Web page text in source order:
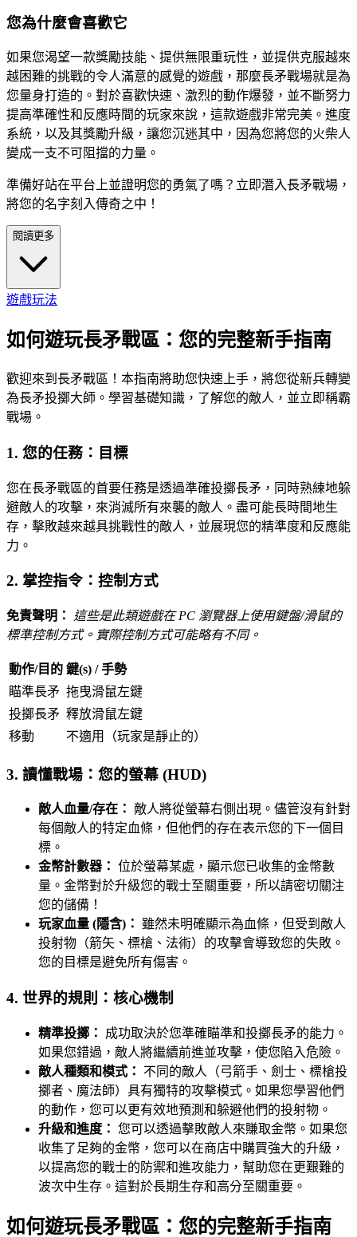
您為什麼會喜歡它
如果您渴望一款獎勵技能、提供無限重玩性，並提供克服越來
越困難的挑戰的令人滿意的感覺的遊戲，那麼長矛戰場就是為
您量身打造的。對於喜歡快速、激烈的動作爆發，並不斷努力
提高準確性和反應時間的玩家來說，這款遊戲非常完美。進度
系統，以及其獎勵升級，讓您沉迷其中，因為您將您的火柴人
變成一支不可阻擋的力量。
準備好站在平台上並證明您的勇氣了嗎？立即潛入長矛戰場，
將您的名字刻入傳奇之中！
閱讀更多
遊戲玩法
如何遊玩長矛戰區：您的完整新手指南
歡迎來到長矛戰區！本指南將助您快速上手，將您從新兵轉變
為長矛投擲大師。學習基礎知識，了解您的敵人，並立即稱霸
戰場。
1. 您的任務：目標
您在長矛戰區的首要任務是透過準確投擲長矛，同時熟練地躲
避敵人的攻擊，來消滅所有來襲的敵人。盡可能長時間地生
存，擊敗越來越具挑戰性的敵人，並展現您的精準度和反應能
力。
2. 掌控指令：控制方式
免責聲明：
這些是此類遊戲在 PC 瀏覽器上使用鍵盤/滑鼠的
標準控制方式。實際控制方式可能略有不同。
動作/目的 鍵(s) / 手勢
瞄準長矛 拖曳滑鼠左鍵
投擲長矛 釋放滑鼠左鍵
移動
不適用（玩家是靜止的）
3. 讀懂戰場：您的螢幕 (HUD)
敵人血量/存在：
敵人將從螢幕右側出現。儘管沒有針對
每個敵人的特定血條，但他們的存在表示您的下一個目
標。
金幣計數器： 位於螢幕某處，顯示您已收集的金幣數
量。金幣對於升級您的戰士至關重要，所以請密切關注
您的儲備！
玩家血量 (隱含)：
雖然未明確顯示為血條，但受到敵人
投射物（箭矢、標槍、法術）的攻擊會導致您的失敗。
您的目標是避免所有傷害。
4. 世界的規則：核心機制
精準投擲：
成功取決於您準確瞄準和投擲長矛的能力。
如果您錯過，敵人將繼續前進並攻擊，使您陷入危險。
敵人種類和模式：
不同的敵人（弓箭手、劍士、標槍投
擲者、魔法師）具有獨特的攻擊模式。如果您學習他們
的動作，您可以更有效地預測和躲避他們的投射物。
升級和進度： 您可以透過擊敗敵人來賺取金幣。如果您
收集了足夠的金幣，您可以在商店中購買強大的升級，
以提高您的戰士的防禦和進攻能力，幫助您在更艱難的
波次中生存。這對於長期生存和高分至關重要。
如何遊玩長矛戰區：您的完整新手指南